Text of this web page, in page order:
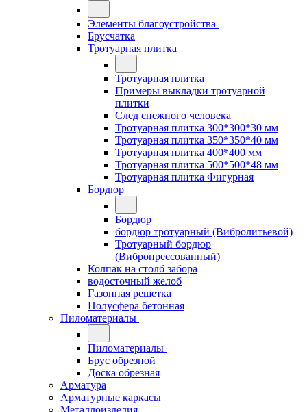
Элементы благоустройства
Брусчатка
Тротуарная плитка
Тротуарная плитка
Примеры выкладки тротуарной
плитки
След снежного человека
Тротуарная плитка 300*300*30 мм
Тротуарная плитка 350*350*40 мм
Тротуарная плитка 400*400 мм
Тротуарная плитка 500*500*48 мм
Тротуарная плитка Фигурная
Бордюр
Бордюр
бордюр тротуарный (Вибролитьевой)
Тротуарный бордюр
(Вибропрессованный)
Колпак на столб забора
водосточный желоб
Газонная решетка
Полусфера бетонная
Пиломатериалы
Пиломатериалы
Брус обрезной
Доска обрезная
Арматура
Арматурные каркасы
Металлоизделия